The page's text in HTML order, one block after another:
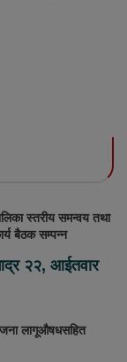
स्तरीय समन्वय तथा
बैठक सम्पन्न
२२, आईतवार
लागूऔषधसहित